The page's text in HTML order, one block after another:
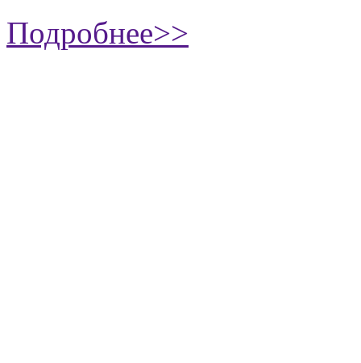
Подробнее>>